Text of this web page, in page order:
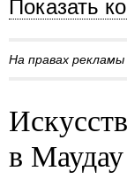
Показать
На правах рекламы
в Маудау